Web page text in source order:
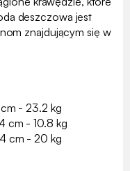
deszczowa jest
znajdującym się w
- 23.2 kg
cm - 10.8 kg
cm - 20 kg